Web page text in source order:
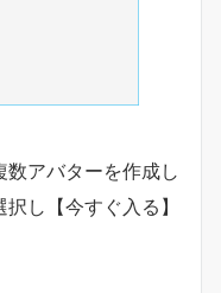
数アバターを作成し
し【今すぐ入る】